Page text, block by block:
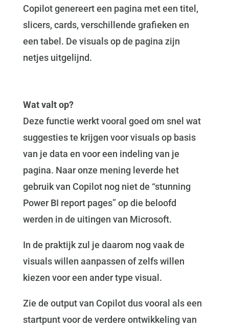
Copilot genereert een pagina met een titel,
slicers, cards, verschillende grafieken en
een tabel. De visuals op de pagina zijn
netjes uitgelijnd.
Wat valt op?
Deze functie werkt vooral goed om snel wat
suggesties te krijgen voor visuals op basis
van je data en voor een indeling van je
pagina. Naar onze mening leverde het
gebruik van Copilot nog niet de “stunning
Power BI report pages” op die beloofd
werden in de uitingen van Microsoft.
In de praktijk zul je daarom nog vaak de
visuals willen aanpassen of zelfs willen
kiezen voor een ander type visual.
Zie de output van Copilot dus vooral als een
startpunt voor de verdere ontwikkeling van